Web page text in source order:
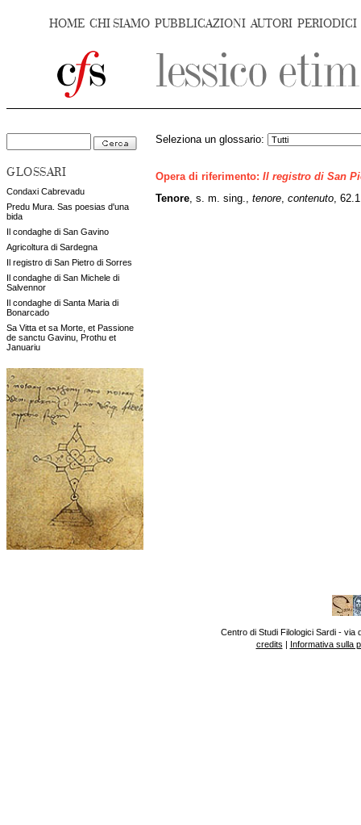
HOME CHI SIAMO PUBBLICAZIONI AUTORI PERIODICI
GLOSSARI
Condaxi Cabrevadu
Predu Mura. Sas poesias d'una
bida
Il condaghe di San Gavino
Agricoltura di Sardegna
Il registro di San Pietro di Sorres
Il condaghe di San Michele di
Salvennor
Il condaghe di Santa Maria di
Bonarcado
Sa Vitta et sa Morte, et Passione
de sanctu Gavinu, Prothu et
Januariu
Seleziona un glossario:
Opera di riferimento: Il registro di San
Tenore , s. m. sing., tenore contenuto
Centro di Studi Filologici Sardi - via
credits | Informativa sulla